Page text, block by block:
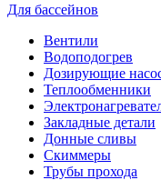
Для бассейнов
Вентили
Водоподогрев
Дозирующие
Теплообменники
Закладные детали
Донные сливы
Скиммеры
Трубы прохода